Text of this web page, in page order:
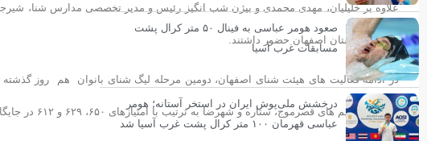
علاوه بر خلیلیان، مهدی محمدی و بیژن شب انگیز رئیس و مدیر تخصصی مدارس شنا،
و پرورش استان اصفهان حضور داشتند.
این مرحله تیم های قصرموج، ستاره و شهرضا به ترتیب با امتیازهای ۶۵۰، ۶۲۹ و ۶۱۲ در جایگاه اول تا سوم ایستادند.
صعود هومر عباسی به فینال ۵۰ متر کرال پشت
مسابقات غرب آسیا
درخشش ملی‌پوش ایران در استخر آستانه؛ هومر
عباسی قهرمان ۱۰۰ متر کرال پشت غرب آسیا شد